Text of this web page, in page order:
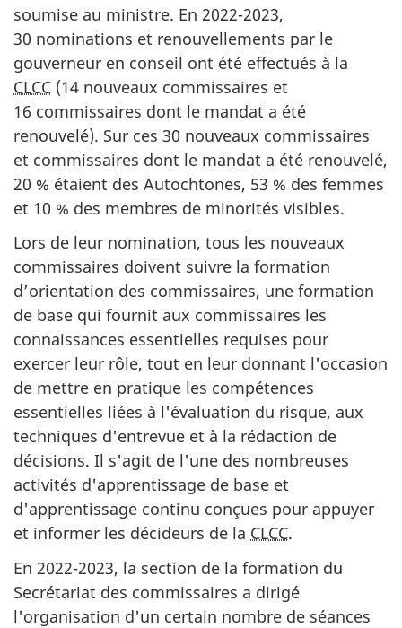
soumise au ministre. En 2022-2023,
30 nominations et renouvellements par le
gouverneur en conseil ont été effectués à la
CLCC (14 nouveaux commissaires et
16 commissaires dont le mandat a été
renouvelé). Sur ces 30 nouveaux commissaires
et commissaires dont le mandat a été renouvelé,
20 % étaient des Autochtones, 53 % des femmes
et 10 % des membres de minorités visibles.
Lors de leur nomination, tous les nouveaux
commissaires doivent suivre la formation
d’orientation des commissaires, une formation
de base qui fournit aux commissaires les
connaissances essentielles requises pour
exercer leur rôle, tout en leur donnant l'occasion
de mettre en pratique les compétences
essentielles liées à l'évaluation du risque, aux
techniques d'entrevue et à la rédaction de
décisions. Il s'agit de l'une des nombreuses
activités d'apprentissage de base et
d'apprentissage continu conçues pour appuyer
et informer les décideurs de la CLCC.
En 2022-2023, la section de la formation du
Secrétariat des commissaires a dirigé
l'organisation d'un certain nombre de séances